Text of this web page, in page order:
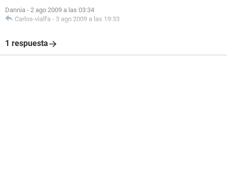
Dannia - 2 ago 2009 a las 03:34
Carlos-vialfa - 3 ago 2009 a las 19:33
1 respuesta